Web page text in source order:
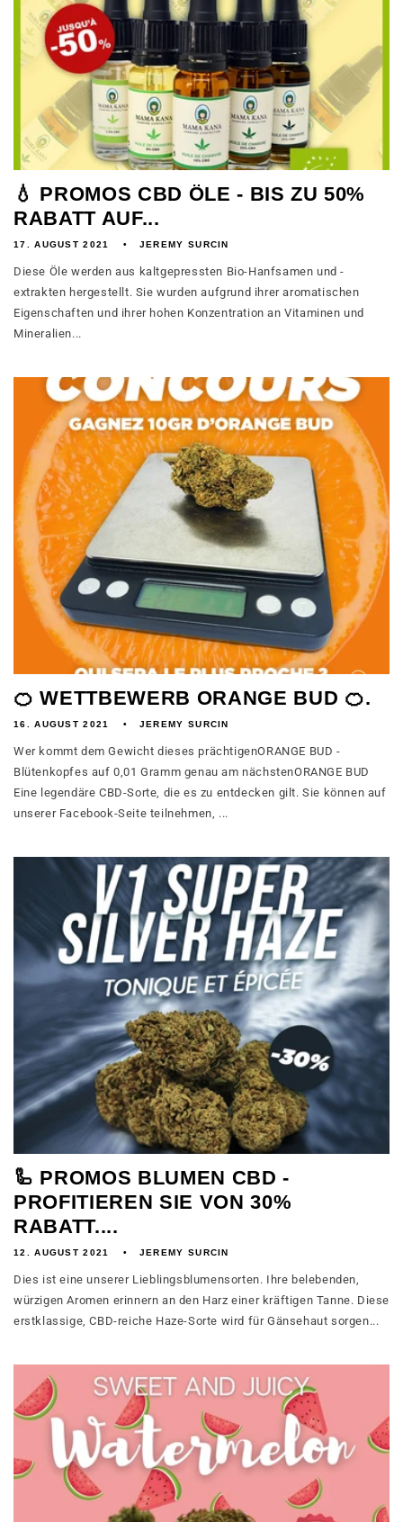
💧 PROMOS CBD ÖLE - BIS ZU 50%
RABATT AUF...
17. AUGUST 2021 JEREMY SURCIN
Diese Öle werden aus kaltgepressten Bio-Hanfsamen und -
extrakten hergestellt. Sie wurden aufgrund ihrer aromatischen
Eigenschaften und ihrer hohen Konzentration an Vitaminen und
Mineralien...
🍊 WETTBEWERB ORANGE BUD 🍊.
16. AUGUST 2021 JEREMY SURCIN
Wer kommt dem Gewicht dieses prächtigenORANGE BUD -
Blütenkopfes auf 0,01 Gramm genau am nächstenORANGE BUD
Eine legendäre CBD-Sorte, die es zu entdecken gilt. Sie können auf
unserer Facebook-Seite teilnehmen, ...
🦾 PROMOS BLUMEN CBD -
PROFITIEREN SIE VON 30%
RABATT....
12. AUGUST 2021 JEREMY SURCIN
Dies ist eine unserer Lieblingsblumensorten. Ihre belebenden,
würzigen Aromen erinnern an den Harz einer kräftigen Tanne. Diese
erstklassige, CBD-reiche Haze-Sorte wird für Gänsehaut sorgen...